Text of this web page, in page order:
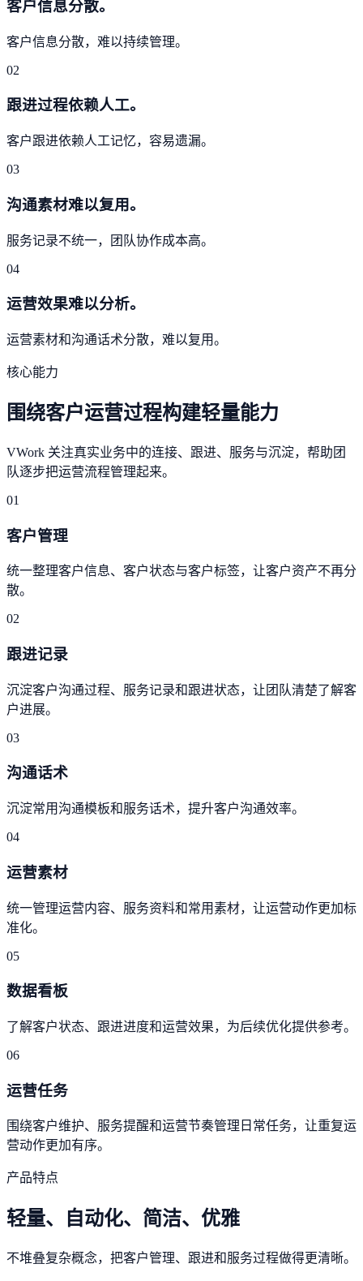
客户信息分散。
客户信息分散，难以持续管理。
02
跟进过程依赖人工。
客户跟进依赖人工记忆，容易遗漏。
03
沟通素材难以复用。
服务记录不统一，团队协作成本高。
04
运营效果难以分析。
运营素材和沟通话术分散，难以复用。
核心能力
围绕客户运营过程构建轻量能力
VWork 关注真实业务中的连接、跟进、服务与沉淀，帮助团
队逐步把运营流程管理起来。
01
客户管理
统一整理客户信息、客户状态与客户标签，让客户资产不再分
散。
02
跟进记录
沉淀客户沟通过程、服务记录和跟进状态，让团队清楚了解客
户进展。
03
沟通话术
沉淀常用沟通模板和服务话术，提升客户沟通效率。
04
运营素材
统一管理运营内容、服务资料和常用素材，让运营动作更加标
准化。
05
数据看板
了解客户状态、跟进进度和运营效果，为后续优化提供参考。
06
运营任务
围绕客户维护、服务提醒和运营节奏管理日常任务，让重复运
营动作更加有序。
产品特点
轻量、自动化、简洁、优雅
不堆叠复杂概念，把客户管理、跟进和服务过程做得更清晰。